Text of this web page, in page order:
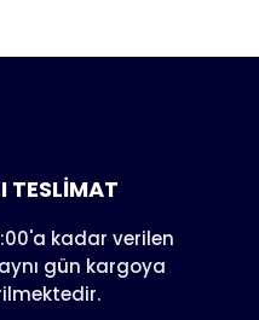
kullanarak
TESLİMAT
kadar verilen
gün kargoya